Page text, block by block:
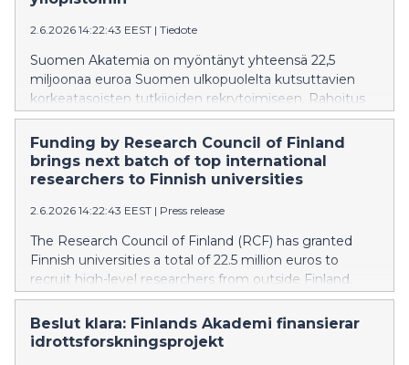
2.6.2026 14:22:43 EEST | Tiedote
Suomen Akatemia on myöntänyt yhteensä 22,5
miljoonaa euroa Suomen ulkopuolelta kutsuttavien
korkeatasoisten tutkijoiden rekrytoimiseen. Rahoitus
mahdollistaa yhdeksän kansainvälisen tutkijan
siirtymisen suomalaisiin yliopistoihin professorin
tehtäviin. Akatemian panostus huippuosaajien
rekrytoimiseksi Suomeen on kansainvälisestikin
Funding by Research Council of Finland
brings next batch of top international
researchers to Finnish universities
2.6.2026 14:22:43 EEST | Press release
The Research Council of Finland (RCF) has granted
Finnish universities a total of 22.5 million euros to
recruit high-level researchers from outside Finland.
The funding will enable nine international researchers
to transfer to Finnish universities as professors. The
RCF’s investment in recruiting top experts to Finland
Beslut klara: Finlands Akademi finansierar
idrottsforskningsprojekt